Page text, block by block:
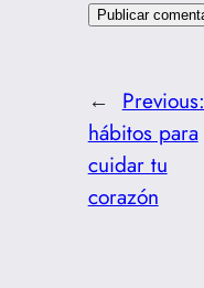
← Previous:
hábitos para
cuidar tu
corazón